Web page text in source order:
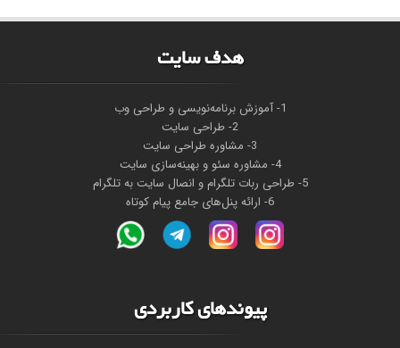
هدف سايت
1- آموزش برنامه‌نویسی و طراحی وب
2- طراحی سایت
3- مشاوره طراحی سایت
4- مشاوره سئو و بهینه‌سازی سایت
5- طراحی ربات تلگرام و انصال سایت به تلگرام
6- ارائه پنل‌های جامع پیام کوتاه
پیوندهای کاربردی